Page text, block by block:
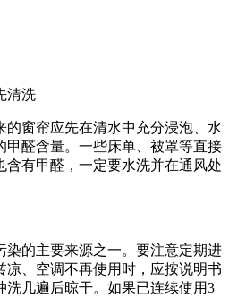
清洗
的窗帘应先在清水中充分浸泡、水
甲醛含量。一些床单、被罩等直接
含有甲醛，一定要水洗并在通风处
染的主要来源之一。要注意定期进
凉、空调不再使用时，应按说明书
洗几遍后晾干。如果已连续使用3